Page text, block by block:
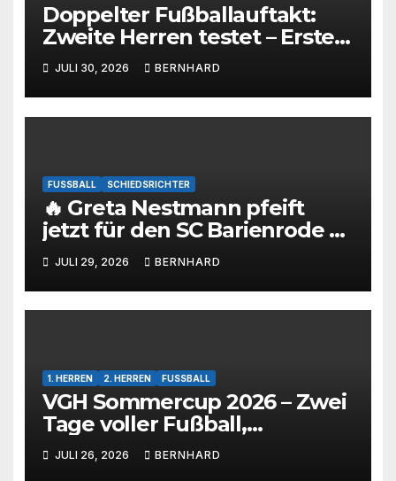
Doppelter Fußballauftakt:
Zweite Herren testet – Erste
Herren startet im Kreispokal
JULI 30, 2026 BERNHARD
FUSSBALL SCHIEDSRICHTER
🔥 Greta Nestmann pfeift
jetzt für den SC Barienrode –
unsere jüngste
Schiedsrichterin hat die
Prüfung bestanden! 💙🤍⚽
JULI 29, 2026 BERNHARD
1. HERREN 2. HERREN FUSSBALL
VGH Sommercup 2026 – Zwei
Tage voller Fußball,
Emotionen und tollem
Rahmenprogramm 🩵🤍
JULI 26, 2026 BERNHARD